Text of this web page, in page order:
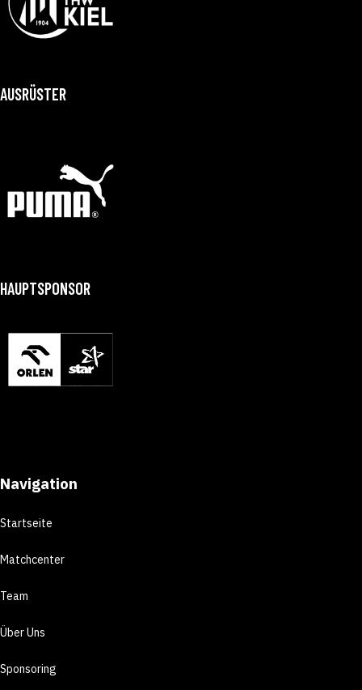
AUSRÜSTER
HAUPTSPONSOR
Navigation
Startseite
Matchcenter
Team
Über Uns
Sponsoring